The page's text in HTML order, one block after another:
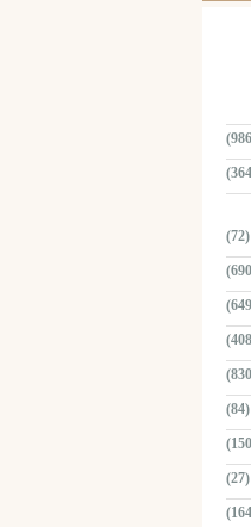
(72)
(84)
(27)